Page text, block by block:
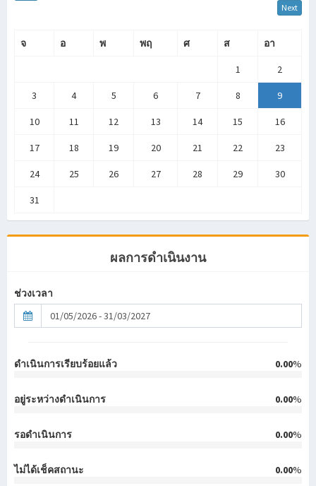
Next
จ อ พ พฤ ศ ส อา
1 2
3 4 5 6 7 8 9
10 11 12 13 14 15 16
17 18 19 20 21 22 23
24 25 26 27 28 29 30
31
ผลการดำเนินงาน
ช่วงเวลา
ดำเนินการเรียบร้อยแล้ว 0.00%
อยู่ระหว่างดำเนินการ 0.00%
รอดำเนินการ 0.00%
ไม่ได้เช็คสถานะ 0.00%